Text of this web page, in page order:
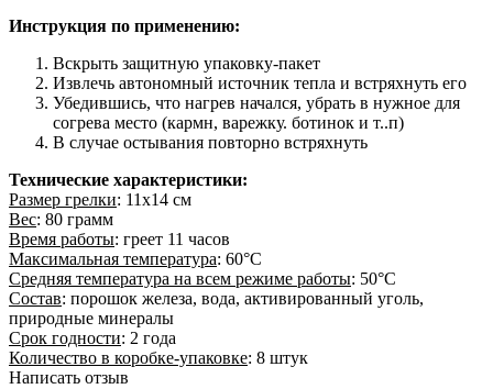
Инструкция по применению:
Вскрыть защитную упаковку-пакет
Извлечь автономный источник тепла и встряхнуть его
Убедившись, что нагрев начался, убрать в нужное для
согрева место (кармн, варежку. ботинок и т..п)
В случае остывания повторно встряхнуть
Технические характеристики:
Размер грелки: 11х14 см
Вес: 80 грамм
Время работы: греет 11 часов
Максимальная температура: 60°С
Средняя температура на всем режиме работы: 50°С
Состав: порошок железа, вода, активированный уголь,
природные минералы
Срок годности: 2 года
Количество в коробке-упаковке: 8 штук
Написать отзыв